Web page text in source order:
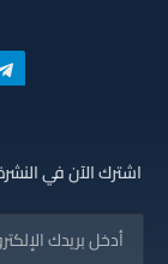
اشترك الآن في النشرة البريدية